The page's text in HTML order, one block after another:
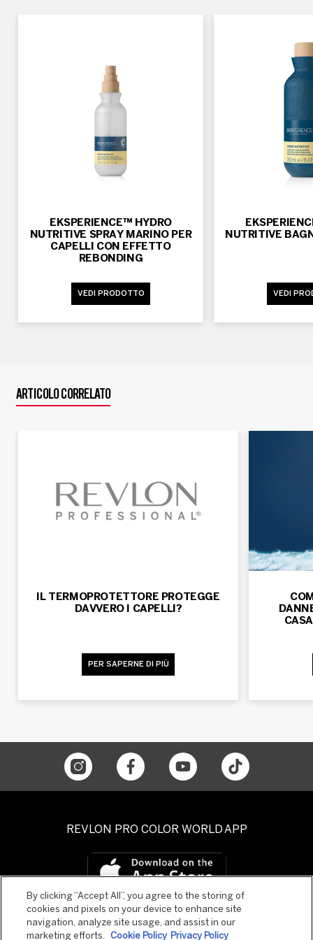
EKSPERIENCE™ HYDRO
NUTRITIVE SPRAY MARINO PER
CAPELLI CON EFFETTO
REBONDING
VEDI PRODOTTO
NUTRITIVE
VEDI
ARTICOLO CORRELATO
IL TERMOPROTETTORE PROTEGGE
DAVVERO I CAPELLI?
PER SAPERNE DI PIÙ
REVLON PRO COLOR WORLD APP
By clicking “Accept All”, you agree to the storing of
cookies and pixels on your device to enhance site
navigation, analyze site usage, and assist in our
marketing efforts.
Cookie Policy Privacy Policy